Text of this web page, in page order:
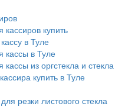
купить
в Туле
кассы в Туле
из оргстекла и стекла
купить в Туле
резки листового стекла